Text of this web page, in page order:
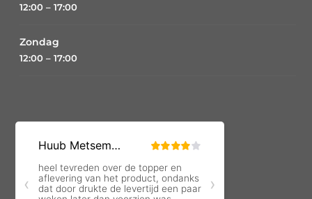
12:00 – 17:00
Zondag
12:00 – 17:00